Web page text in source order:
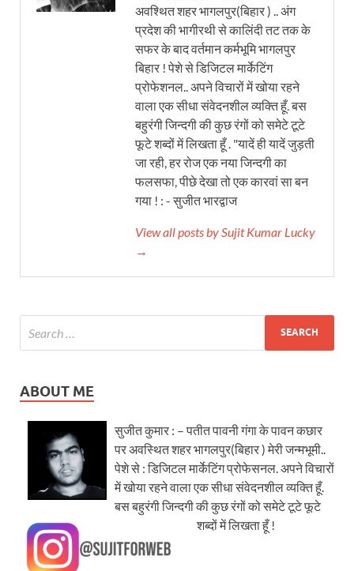
अवश्थित शहर भागलपुर(बिहार ) .. अंग
प्रदेश की भागीरथी से कालिंदी तट तक के
सफर के बाद वर्तमान कर्मभूमि भागलपुर
बिहार ! पेशे से डिजिटल मार्केटिंग
प्रोफेशनल.. अपने विचारों में खोया रहने
वाला एक सीधा संवेदनशील व्यक्ति हूँ. बस
बहुरंगी जिन्दगी की कुछ रंगों को समेटे टूटे
फूटे शब्दों में लिखता हूँ . "यादें ही यादें जुड़ती
जा रही, हर रोज एक नया जिन्दगी का
फलसफा, पीछे देखा तो एक कारवां सा बन
गया ! : - सुजीत भारद्वाज
View all posts by Sujit Kumar Lucky
→
ABOUT ME
सुजीत कुमार : – पतीत पावनी गंगा के पावन कछार
पर अवस्थित शहर भागलपुर(बिहार ) मेरी जन्मभूमी..
पेशे से : डिजिटल मार्केटिंग प्रोफेसनल. अपने विचारों
में खोया रहने वाला एक सीधा संवेदनशील व्यक्ति हूँ.
बस बहुरंगी जिन्दगी की कुछ रंगों को समेटे टूटे फूटे
शब्दों में लिखता हूँ !